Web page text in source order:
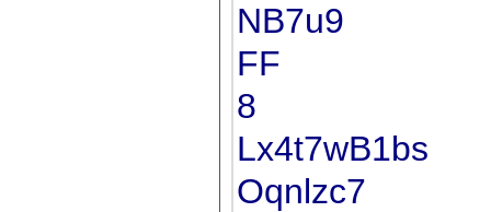
NB7u9
FF
8
Lx4t7wB1bs
Oqnlzc7